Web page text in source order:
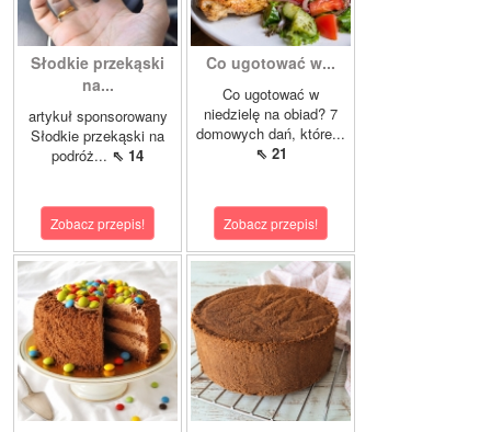
Słodkie przekąski
na...
artykuł sponsorowany
Słodkie przekąski na
podróż... ⇖ 14
Zobacz przepis!
Co ugotować w...
Co ugotować w
niedzielę na obiad? 7
domowych dań, które...
⇖ 21
Zobacz przepis!